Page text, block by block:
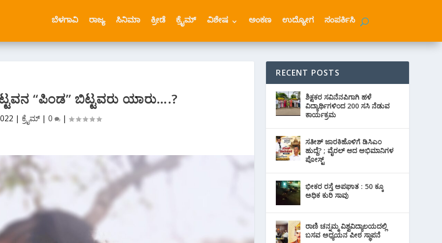
ಬೆಳಗಾವಿ ರಾಜ್ಯ ಸಿನಿಮಾ ಕ್ರೀಡೆ ಕ್ರೈಮ್ ವಿಶೇಷ ಅಂಕಣ ಉದ್ಯೋಗ ಸಂಪರ್ಕಿಸಿ
“ಪಿಂಡ” ಬಿಟ್ಟವರು ಯಾರು….?
| ಕ್ರೈಮ್| 0 |
RECENT POSTS
ಶಿಕ್ಷಕರ ಸವಿನೆನಪಿಗಾಗಿ ಹಳೆ
ವಿದ್ಯಾರ್ಥಿಗಳಿಂದ 200 ಸಸಿ ನೆಡುವ
ಕಾರ್ಯಕ್ರಮ
ಸತೀಶ್ ಜಾರಕಿಹೊಳಿಗೆ ಡಿಸಿಎಂ
ಹುದ್ದೆ? ; ವೈರಲ್ ಆದ ಅಭಿಮಾನಿಗಳ
ಪೋಸ್ಟ್
ಭೀಕರ ರಸ್ತೆ ಅಪಘಾತ : 50 ಕ್ಕೂ
ಅಧಿಕ ಕುರಿ ಸಾವು
ರಾಣಿ ಚನ್ನಮ್ಮ ವಿಶ್ವವಿದ್ಯಾಲಯದಲ್ಲಿ
ಬಸವ ಅಧ್ಯಯನ ಪೀಠ ಸ್ಥಾಪನೆ